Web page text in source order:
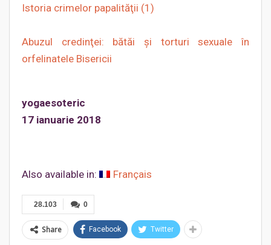
Istoria crimelor papalităţii (1)
Abuzul credinţei: bătăi şi torturi sexuale în
orfelinatele Bisericii
yogaesoteric
17 ianuarie 2018
Also available in: Français
0
28.103
Share Facebook Twitter